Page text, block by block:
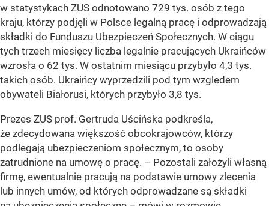
w statystykach ZUS odnotowano 729 tys. osób z tego
kraju, którzy podjęli w Polsce legalną pracę i odprowadzają
składki do Funduszu Ubezpieczeń Społecznych. W ciągu
tych trzech miesięcy liczba legalnie pracujących Ukraińców
wzrosła o 62 tys. W ostatnim miesiącu przybyło 4,3 tys.
takich osób. Ukraińcy wyprzedzili pod tym wzgledem
obywateli Białorusi, których przybyło 3,8 tys.
Prezes ZUS prof. Gertruda Uścińska podkreśla,
że zdecydowana większość obcokrajowców, którzy
podlegają ubezpieczeniom społecznym, to osoby
zatrudnione na umowę o pracę. – Pozostali założyli własną
firmę, ewentualnie pracują na podstawie umowy zlecenia
lub innych umów, od których odprowadzane są składki